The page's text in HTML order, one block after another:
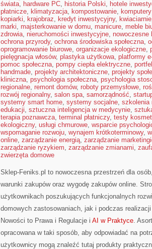
świata, hardware PC, historia Polski, hotele
płatnicze, klimatyzacja, kompostowanie,
kopiarki, krajobraz, kredyt inwestycyjny, kwiaciarnie
marki, majsterkowanie w domu, manicure, meble
zdrowia, nieruchomości inwestycyjne, nowoczesne
ochrona przyrody, ochrona środowiska społeczna,
oprogramowanie biurowe, organizacje ekologiczne,
pielęgnacja włosów, plastyka użytkowa, platformy
pomoc społeczna, pompy ciepła elektryczne,
handmade, projekty architektoniczne, projekty
kliniczna, psychologia społeczna, psychologia
regionalne, remont domów, roboty przemysłowe,
rozwój regionalny, salon spa, samorządność,
systemy smart home, systemy socjalne, szkolenia
edukacji, sztuczna inteligencja w medycynie,
terapia poznawcza, terminal płatniczy, testy
ekologiczny, usługi chmurowe, wsparcie
wspomaganie rozwoju, wynajem krótkoterminowy,
online, zarządzanie energią, zarządzanie
zarządzanie ryzykiem, zarządzanie zmianami,
zwierzęta domowe
Sklep-Feniks.pl to nowoczesna przestrzeń dla
warunki zakupów oraz wygodę zakupów online.
użytkownikach poszukujących funkcjonalnych
domowych zastosowaniach, jak i podczas
Nowości to Prawa i Regulacje i AI w Praktyce.
opracowana w taki sposób, aby odpowiadać na
użytkownicy mogą znaleźć tutaj produkty